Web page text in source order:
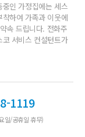
인 가정집에는 세스
하여 가족과 이웃에
속 드립니다. 전화주
서비스 컨설턴트가
1119
일/공휴일 휴무)